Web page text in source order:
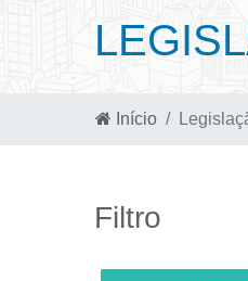
Início
Filtro